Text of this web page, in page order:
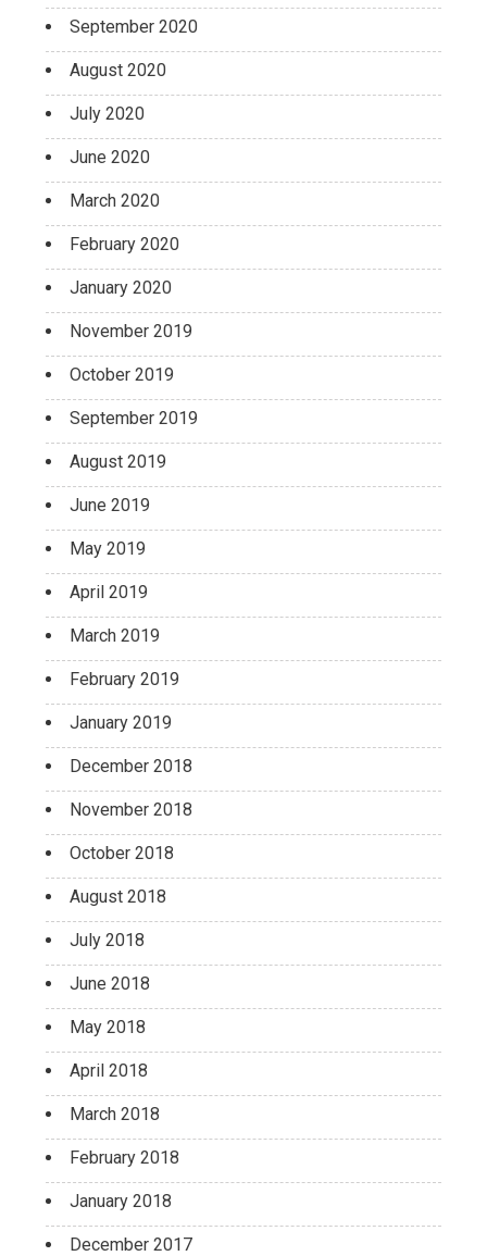
September 2020
August 2020
July 2020
June 2020
March 2020
February 2020
January 2020
November 2019
October 2019
September 2019
August 2019
June 2019
May 2019
April 2019
March 2019
February 2019
January 2019
December 2018
November 2018
October 2018
August 2018
July 2018
June 2018
May 2018
April 2018
March 2018
February 2018
January 2018
December 2017